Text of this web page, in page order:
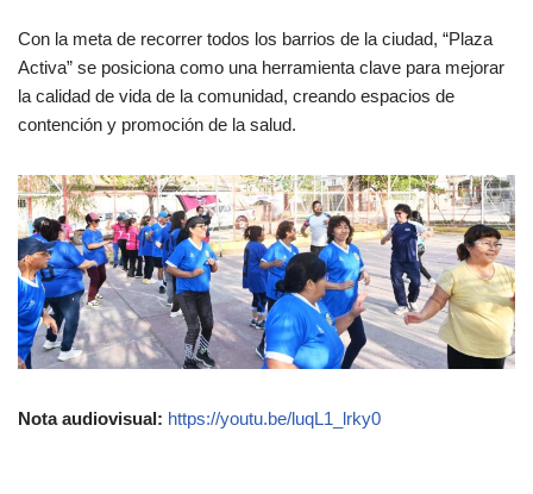
Con la meta de recorrer todos los barrios de la ciudad, “Plaza
Activa” se posiciona como una herramienta clave para mejorar
la calidad de vida de la comunidad, creando espacios de
contención y promoción de la salud.
Nota audiovisual: https://youtu.be/luqL1_lrky0